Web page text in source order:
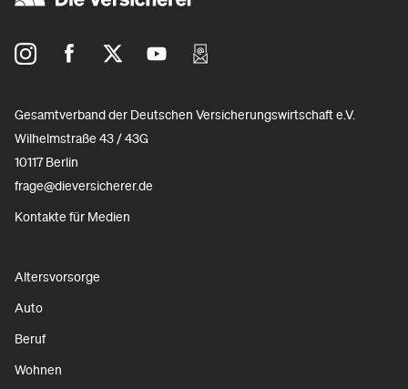
Gesamtverband der Deutschen Versicherungswirtschaft e.V.
Wilhelmstraße 43 / 43G
10117 Berlin
frage@dieversicherer.de
Kontakte für Medien
Altersvorsorge
Auto
Beruf
Wohnen